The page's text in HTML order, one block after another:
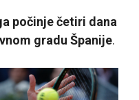
počinje četiri dana
gradu Španije.